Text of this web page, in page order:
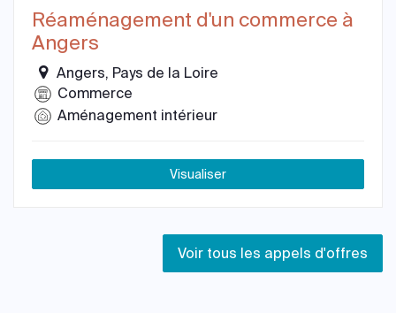
Réaménagement d'un commerce à
Angers
Angers, Pays de la Loire
Commerce
Aménagement intérieur
Visualiser
Voir tous les appels d'offres